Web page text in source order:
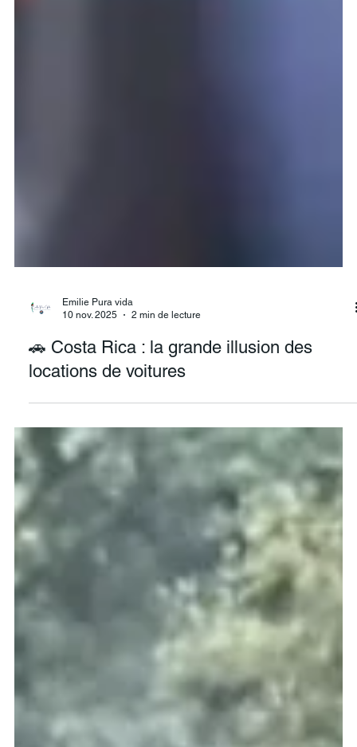
10 nov. 2025
2 min de lecture
🚗 Costa Rica : la grande illusion des
locations de voitures